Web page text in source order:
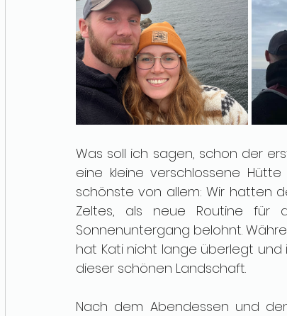
Was soll ich sagen, schon der
eine kleine verschlossene
schönste von allem: Wir hatten
Zeltes, als neue Routine für
Sonnenuntergang belohnt.
hat Kati nicht lange überlegt und
dieser schönen Landschaft.
Nach dem Abendessen und